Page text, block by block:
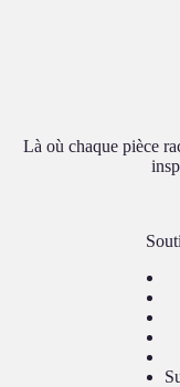
Là où chaque pièce